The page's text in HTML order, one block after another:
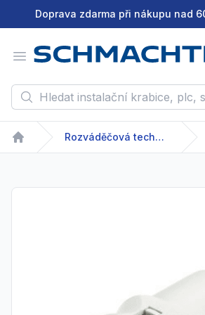
Doprava zdarma při nákupu nad
Open menu
Hledat instalační krabice, plc,
Home
Rozváděčová technika